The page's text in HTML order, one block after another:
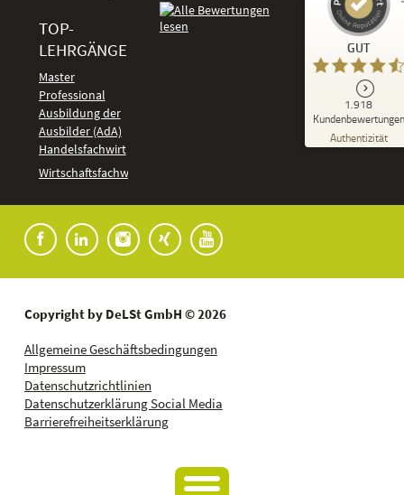
TOP-
LEHRGÄNGE
Master
Professional
Ausbildung der
Ausbilder (AdA)
Handelsfachwirt
Wirtschaftsfachwirt
GUT
1.918
Kundenbewertungen
Authentizität
Kundenbewertungen und Erfahrungen zu
DeLSt - Deutsches eLearning Studieninstitut
92
%
Empfehlungen auf
ProvenExpert.com
anderen Quellen
Copyright by DeLSt GmbH © 2026
Allgemeine Geschäftsbedingungen
Impressum
Datenschutzrichtlinien
Datenschutzerklärung Social Media
Barrierefreiheitserklärung